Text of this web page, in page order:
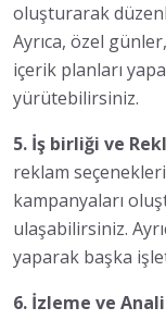
oluşturarak
Ayrıca, özel
içerik planları
yürütebilirsiniz.
5. İş birliği ve
reklam
kampanyaları
ulaşabilirsiniz.
yaparak başka
6. İzleme ve